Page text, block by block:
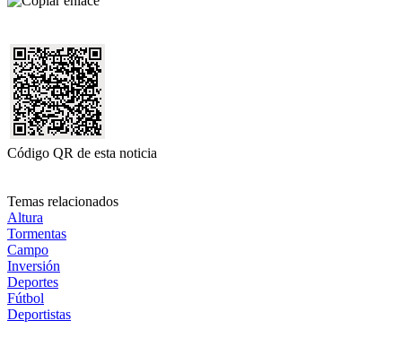
Código QR de esta noticia
Temas relacionados
Altura
Tormentas
Campo
Inversión
Deportes
Fútbol
Deportistas